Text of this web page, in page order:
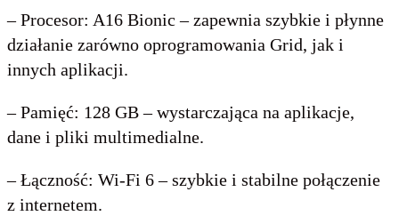
– Procesor: A16 Bionic – zapewnia szybkie i płynne
działanie zarówno oprogramowania Grid, jak i
innych aplikacji.
– Pamięć: 128 GB – wystarczająca na aplikacje,
dane i pliki multimedialne.
– Łączność: Wi-Fi 6 – szybkie i stabilne połączenie
z internetem.